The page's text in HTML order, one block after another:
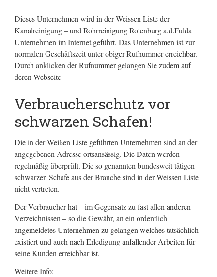
Dieses Unternehmen wird in der Weissen Liste der
Kanalreinigung – und Rohrreinigung Rotenburg a.d.Fulda
Unternehmen im Internet geführt. Das Unternehmen ist zur
normalen Geschäftszeit unter obiger Rufnummer erreichbar.
Durch anklicken der Rufnummer gelangen Sie zudem auf
deren Webseite.
Verbraucherschutz vor
schwarzen Schafen!
Die in der Weißen Liste geführten Unternehmen sind an der
angegebenen Adresse ortsansässig. Die Daten werden
regelmäßig überprüft. Die so genannten bundesweit tätigen
schwarzen Schafe aus der Branche sind in der Weissen Liste
nicht vertreten.
Der Verbraucher hat – im Gegensatz zu fast allen anderen
Verzeichnissen – so die Gewähr, an ein ordentlich
angemeldetes Unternehmen zu gelangen welches tatsächlich
existiert und auch nach Erledigung anfallender Arbeiten für
seine Kunden erreichbar ist.
Weitere Info: